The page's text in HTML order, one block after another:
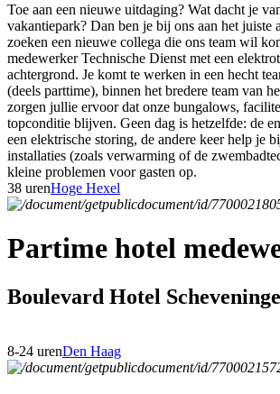
Toe aan een nieuwe uitdaging? Wat dacht je
vakantiepark? Dan ben je bij ons aan het juiste
zoeken een nieuwe collega die ons team wil
medewerker Technische Dienst met een
achtergrond. Je komt te werken in een hecht
(deels parttime), binnen het bredere team van
zorgen jullie ervoor dat onze bungalows,
topconditie blijven. Geen dag is hetzelfde: de
een elektrische storing, de andere keer help je
installaties (zoals verwarming of de
kleine problemen voor gasten op.
38 urenHoge Hexel
Partime hotel
Boulevard Hotel
8-24 urenDen Haag